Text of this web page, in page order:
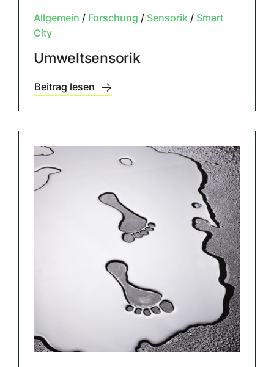
Allgemein / Forschung / Sensorik/ Smart
City
Umweltsensorik
Beitrag lesen